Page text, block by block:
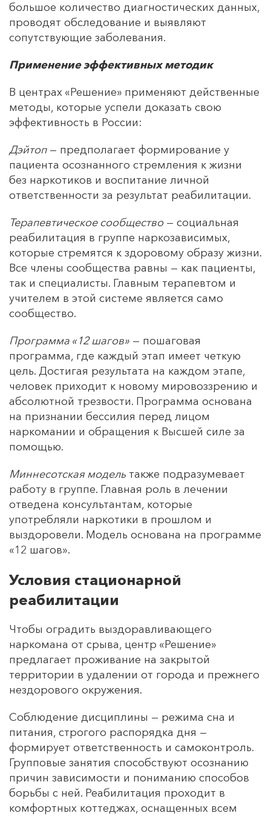
большое количество диагностических данных,
проводят обследование и выявляют
сопутствующие заболевания.
Применение эффективных методик
В центрах «Решение» применяют действенные
методы, которые успели доказать свою
эффективность в России:
Дэйтоп— предполагает формирование у
пациента осознанного стремления к жизни
без наркотиков и воспитание личной
ответственности за результат реабилитации.
Терапевтическое сообщество— социальная
реабилитация в группе наркозависимых,
которые стремятся к здоровому образу жизни.
Все члены сообщества равны — как пациенты,
так и специалисты. Главным терапевтом и
учителем в этой системе является само
сообщество.
Программа «12 шагов» — пошаговая
программа, где каждый этап имеет четкую
цель. Достигая результата на каждом этапе,
человек приходит к новому мировоззрению и
абсолютной трезвости. Программа основана
на признании бессилия перед лицом
наркомании и обращения к Высшей силе за
помощью.
Миннесотская модель также подразумевает
работу в группе. Главная роль в лечении
отведена консультантам, которые
употребляли наркотики в прошлом и
выздоровели. Модель основана на программе
«12 шагов».
Условия стационарной
реабилитации
Чтобы оградить выздоравливающего
наркомана от срыва, центр «Решение»
предлагает проживание на закрытой
территории в удалении от города и прежнего
нездорового окружения.
Соблюдение дисциплины — режима сна и
питания, строгого распорядка дня —
формирует ответственность и самоконтроль.
Групповые занятия способствуют осознанию
причин зависимости и пониманию способов
борьбы с ней. Реабилитация проходит в
комфортных коттеджах, оснащенных всем